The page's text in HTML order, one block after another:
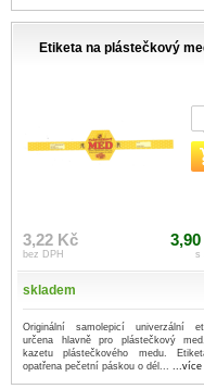
Etiketa na plástečkový
3,22 Kč
bez DPH s
skladem
Originální samolepicí univerzální
určena hlavně pro plástečkový
kazetu plástečkového medu.
opatřena pečetní páskou o dél... ...více